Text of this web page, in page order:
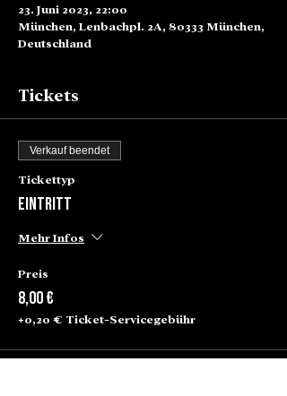
23. Juni 2023, 22:00
München, Lenbachpl. 2A, 80333 München,
Deutschland
Tickets
Verkauf beendet
Tickettyp
Eintritt
Mehr Infos
Preis
8,00 €
+0,20 € Ticket-Servicegebühr